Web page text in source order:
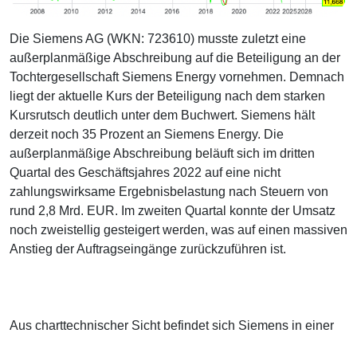
Die Siemens AG (WKN: 723610) musste zuletzt eine
außerplanmäßige Abschreibung auf die Beteiligung an der
Tochtergesellschaft Siemens Energy vornehmen. Demnach
liegt der aktuelle Kurs der Beteiligung nach dem starken
Kursrutsch deutlich unter dem Buchwert. Siemens hält
derzeit noch 35 Prozent an Siemens Energy. Die
außerplanmäßige Abschreibung beläuft sich im dritten
Quartal des Geschäftsjahres 2022 auf eine nicht
zahlungswirksame Ergebnisbelastung nach Steuern von
rund 2,8 Mrd. EUR. Im zweiten Quartal konnte der Umsatz
noch zweistellig gesteigert werden, was auf einen massiven
Anstieg der Auftragseingänge zurückzuführen ist.
Aus charttechnischer Sicht befindet sich Siemens in einer